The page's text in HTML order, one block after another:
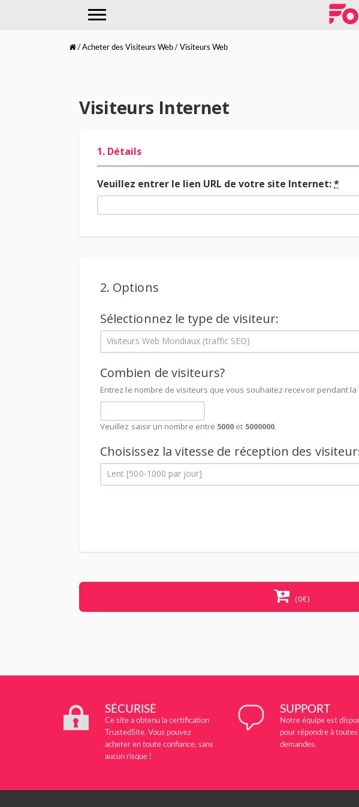
Acheter des Visiteurs Web Visiteurs Web
Visiteurs Internet
1. Détails
Veuillez entrer le lien URL de votre site Internet:*
2. Options
Sélectionnez le type de visiteur:
Visiteurs Web Mondiaux (traffic SEO)
Combien de visiteurs?
Entrez le nombre de visiteurs que vous souhaitez recevoir pendant
Veuillez saisir un nombre entre 5000 et 5000000.
Choisissez la vitesse de réception des
Lent [500-1000 par jour]
(0€)
SÉCURISÉ
Ce site a obtenu la certification
TrustedSite. Vous pouvez
acheter en toute confiance, sans
aucun risque !
SUPPORT
Notre équipe est
pour répondre à toutes
demandes.